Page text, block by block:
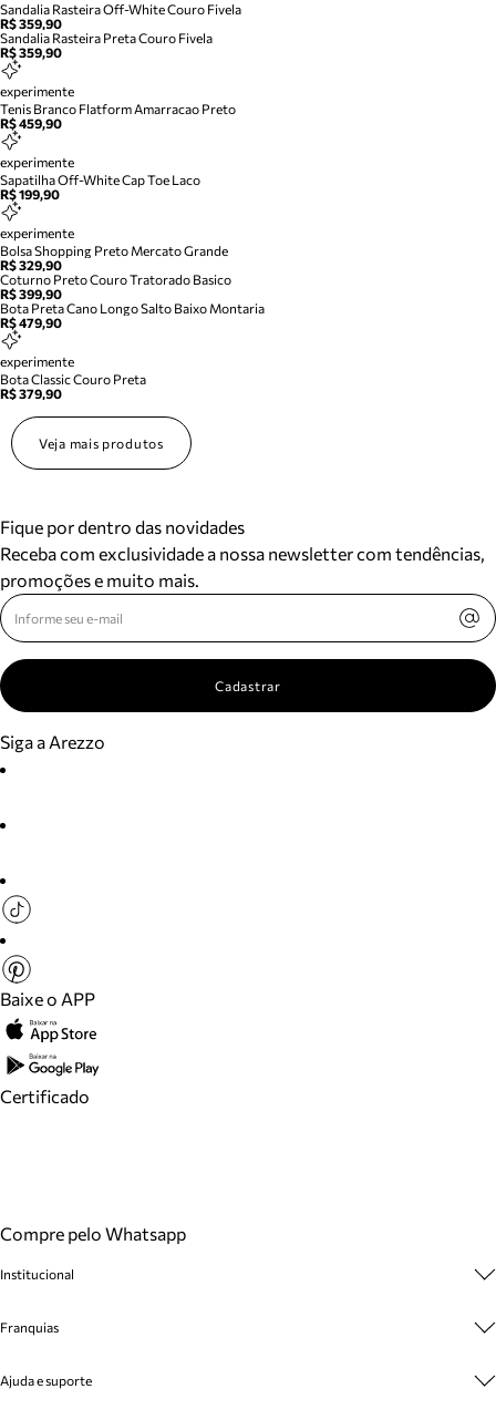
Sandalia Rasteira Off-White Couro Fivela
R$ 359,90
Sandalia Rasteira Preta Couro Fivela
R$ 359,90
experimente
Tenis Branco Flatform Amarracao Preto
R$ 459,90
experimente
Sapatilha Off-White Cap Toe Laco
R$ 199,90
experimente
Bolsa Shopping Preto Mercato Grande
R$ 329,90
Coturno Preto Couro Tratorado Basico
R$ 399,90
Bota Preta Cano Longo Salto Baixo Montaria
R$ 479,90
experimente
Bota Classic Couro Preta
R$ 379,90
Veja mais produtos
Fique por dentro das novidades
Receba com exclusividade a nossa newsletter com tendências,
promoções e muito mais.
Cadastrar
Siga a Arezzo
Baixe o APP
Certificado
Compre pelo Whatsapp
Institucional
Cashback
Venda Corporativa
Franquias
Plano de Negócio
Ajuda e suporte